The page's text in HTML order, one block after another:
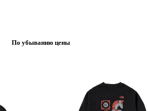
По убыванию цены